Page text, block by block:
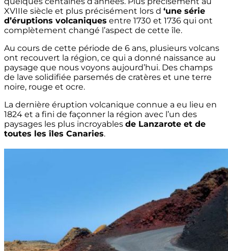
XVIIIe siècle et plus précisément lors d ‘une série
d’éruptions volcaniques entre 1730 et 1736 qui ont
complètement changé l’aspect de cette île.
Au cours de cette période de 6 ans, plusieurs volcans
ont recouvert la région, ce qui a donné naissance au
paysage que nous voyons aujourd’hui. Des champs
de lave solidifiée parsemés de cratères et une terre
noire, rouge et ocre.
La dernière éruption volcanique connue a eu lieu en
1824 et a fini de façonner la région avec l’un des
paysages les plus incroyables de Lanzarote et de
toutes les îles Canaries.